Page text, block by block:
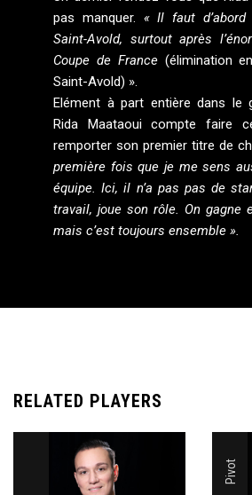
pas manquer. « Il faut
Saint-Avold, surtout après
Coupe de France(élimination
Saint-Avold) ».
Elément à part entière dans le
Rida Maataoui compte faire
remporter son premier titre de
première fois que je me sens
équipe. Ici, il n’a pas pas de
travail, joue son rôle. On gagne
mais c’est toujours ensemble ».
RELATED PLAYERS
Pivot